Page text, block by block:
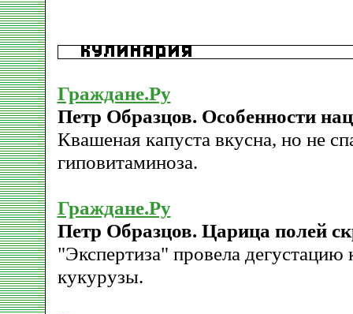
Граждане.Ру
Петр Образцов. Особенности
Квашеная капуста вкусна, но не
гиповитаминоза.
Граждане.Ру
Петр Образцов. Царица полей
"Экспертиза" провела дегустацию
кукурузы.